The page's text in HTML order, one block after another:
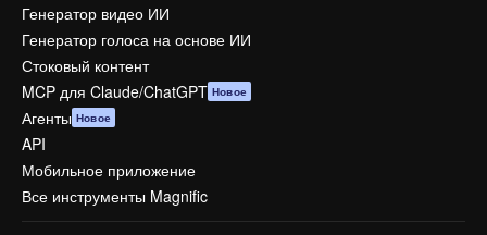
Генератор видео ИИ
Генератор голоса на основе ИИ
Стоковый контент
MCP для Claude/ChatGPT Новое
Агенты Новое
API
Мобильное приложение
Все инструменты Magnific